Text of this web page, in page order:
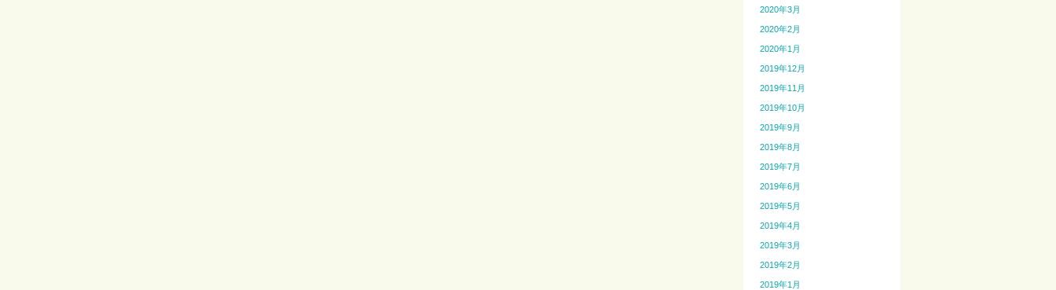
2020年3月
2020年2月
2020年1月
2019年12月
2019年11月
2019年10月
2019年9月
2019年8月
2019年7月
2019年6月
2019年5月
2019年4月
2019年3月
2019年2月
2019年1月